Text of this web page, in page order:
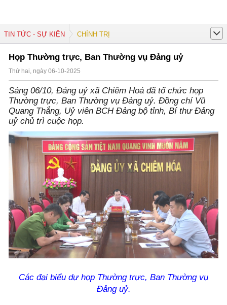
TIN TỨC - SỰ KIỆN CHÍNH TRỊ
Họp Thường trực, Ban Thường vụ Đảng uỷ
Thứ hai, ngày 06-10-2025
Sáng 06/10, Đảng uỷ xã Chiêm Hoá đã tổ chức họp
Thường trực, Ban Thường vụ Đảng uỷ. Đồng chí Vũ
Quang Thắng, Uỷ viên BCH Đảng bộ tỉnh, Bí thư Đảng
uỷ chủ trì cuộc họp.
Các đại biểu dự họp Thường trực, Ban Thường vụ
Đảng uỷ.